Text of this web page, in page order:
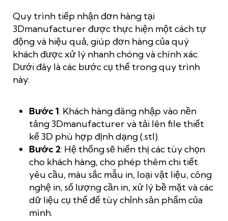
Quy trình tiếp nhận đơn hàng tại
3Dmanufacturer được thực hiện một cách tự
động và hiệu quả, giúp đơn hàng của quý
khách được xử lý nhanh chóng và chính xác.
Dưới đây là các bước cụ thể trong quy trình
này:
Bước 1: Khách hàng đăng nhập vào nền
tảng 3Dmanufacturer và tải lên file thiết
kế 3D phù hợp định dạng (.stl).
Bước 2: Hệ thống sẽ hiển thị các tùy chọn
cho khách hàng, cho phép thêm chi tiết
yêu cầu, màu sắc mẫu in, loại vật liệu, công
nghệ in, số lượng cần in, xử lý bề mặt và các
dữ liệu cụ thể để tùy chỉnh sản phẩm của
mình.